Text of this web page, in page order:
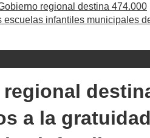
regional destina 474.000
escuelas infantiles municipales
a la